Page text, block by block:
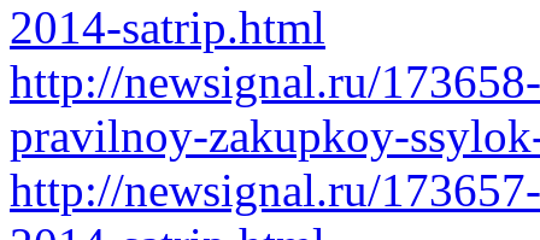
2014-satrip.html
http://newsignal.ru/
pravilnoy-zakupkoy-
http://newsignal.ru/